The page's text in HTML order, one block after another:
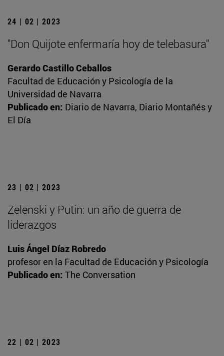
24 | 02 | 2023
"Don Quijote enfermaría hoy de telebasura"
Gerardo Castillo Ceballos
Facultad de Educación y Psicología de la
Universidad de Navarra
Publicado en: Diario de Navarra, Diario Montañés y
El Día
23 | 02 | 2023
Zelenski y Putin: un año de guerra de
liderazgos
Luis Ángel Díaz Robredo
profesor en la Facultad de Educación y Psicología
Publicado en: The Conversation
22 | 02 | 2023